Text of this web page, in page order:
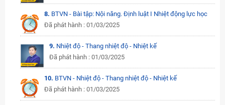
8. BTVN - Bài tập: Nội năng. Định luật I Nhiệt động lực học
Đã phát hành : 01/03/2025
9. Nhiệt độ - Thang nhiệt độ - Nhiệt kế
Đã phát hành : 01/03/2025
10. BTVN - Nhiệt độ - Thang nhiệt độ - Nhiệt kế
Đã phát hành : 01/03/2025